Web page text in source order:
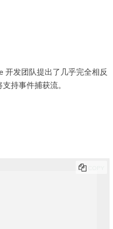
开发团队提出了几乎完全相反
持事件捕获流。